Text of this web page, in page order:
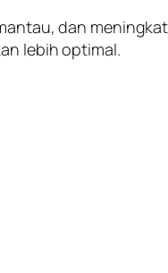
dan
lebih optimal.